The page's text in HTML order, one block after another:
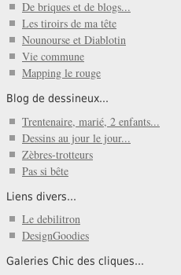
De briques et de blogs...
Les tiroirs de ma tête
Nounourse et Diablotin
Vie commune
Mapping le rouge
Blog de dessineux...
Trentenaire, marié, 2 enfants...
Dessins au jour le jour...
Zèbres-trotteurs
Pas si bête
Liens divers...
Le debilitron
DesignGoodies
Galeries Chic des cliques...